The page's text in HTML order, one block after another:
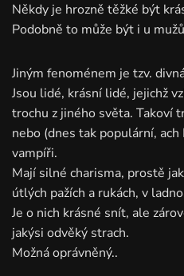
Někdy je hrozně těžké být
Podobně to může být i u
Jiným fenoménem je tzv.
Jsou lidé, krásní lidé, jejichž
trochu z jiného světa. Takoví
nebo (dnes tak populární,
vampíři.
Mají silné charisma, prostě
útlých pažích a rukách, v
Je o nich krásné snít, ale
jakýsi odvěký strach.
Možná oprávněný..